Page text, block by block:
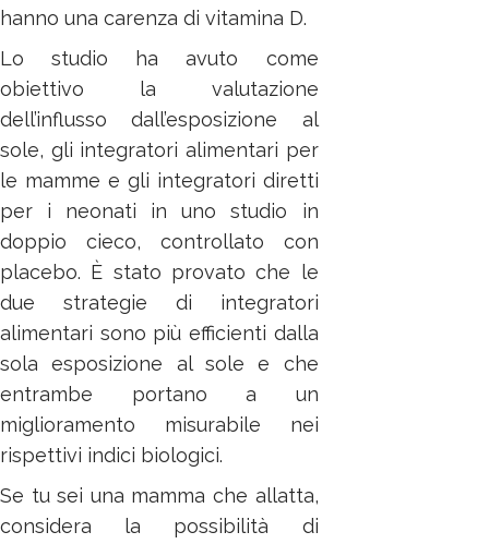
hanno una carenza di vitamina D.
Lo studio ha avuto come
obiettivo la valutazione
dell’influsso dall’esposizione al
sole, gli integratori alimentari per
le mamme e gli integratori diretti
per i neonati in uno studio in
doppio cieco, controllato con
placebo. È stato provato che le
due strategie di integratori
alimentari sono più efficienti dalla
sola esposizione al sole e che
entrambe portano a un
miglioramento misurabile nei
rispettivi indici biologici.
Se tu sei una mamma che allatta,
considera la possibilità di